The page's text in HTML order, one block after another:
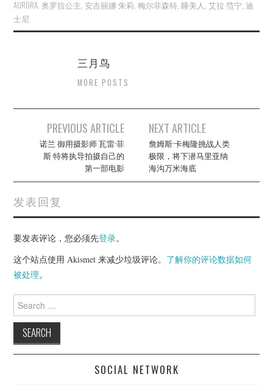
AURORA,奥罗拉公主,安吉丽娜·朱莉,梅尔菲森特,睡美人,艾拉·范宁,迪
士尼
三月鸟
MORE POSTS
navigation
PREVIOUS ARTICLE
诺兰 御用摄影师 瓦雷·菲
斯 特将执导拍摄自己的
第一部电影
NEXT ARTICLE
詹姆斯·卡梅隆挑战人类
极限，将下潜马里亚纳
海沟万米海底
发表回复
要发表评论，您必须先登录。
这个站点使用 Akismet 来减少垃圾评论。 了解你的评论数据如何
被处理。
Search
for:
SOCIAL NETWORK